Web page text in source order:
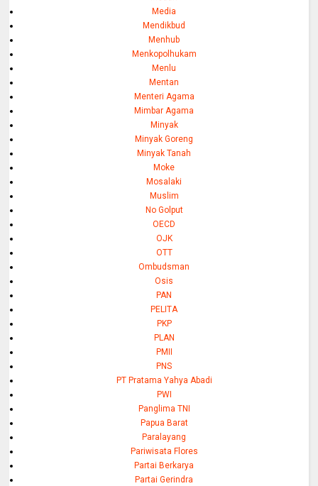
Media
Mendikbud
Menhub
Menkopolhukam
Menlu
Mentan
Menteri Agama
Mimbar Agama
Minyak
Minyak Goreng
Minyak Tanah
Moke
Mosalaki
Muslim
No Golput
OECD
OJK
OTT
Ombudsman
Osis
PAN
PELITA
PKP
PLAN
PMII
PNS
PT Pratama Yahya Abadi
PWI
Panglima TNI
Papua Barat
Paralayang
Pariwisata Flores
Partai Berkarya
Partai Gerindra